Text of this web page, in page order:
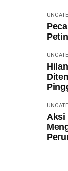
Aksi